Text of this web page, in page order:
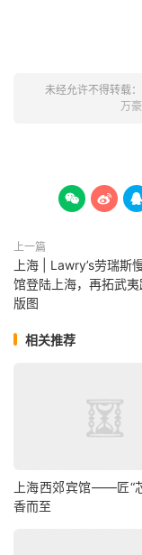
未经允许不得转载：
万
  
上一篇
上海 | Lawry’s劳瑞斯
馆登陆上海，再拓武
版图
相关推荐
上海西郊宾馆——匠“
香而至